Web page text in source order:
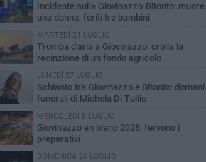
Incidente sulla Giovinazzo-Bitonto: muore
una donna, feriti tre bambini
MARTEDÌ 21 LUGLIO
Tromba d'aria a Giovinazzo: crolla la
recinzione di un fondo agricolo
LUNEDÌ 27 LUGLIO
Schianto tra Giovinazzo e Bitonto: domani
funerali di Michela Di Tullio
MERCOLEDÌ 8 LUGLIO
Giovinazzo en blanc 2026, fervono i
preparativi
DOMENICA 26 LUGLIO